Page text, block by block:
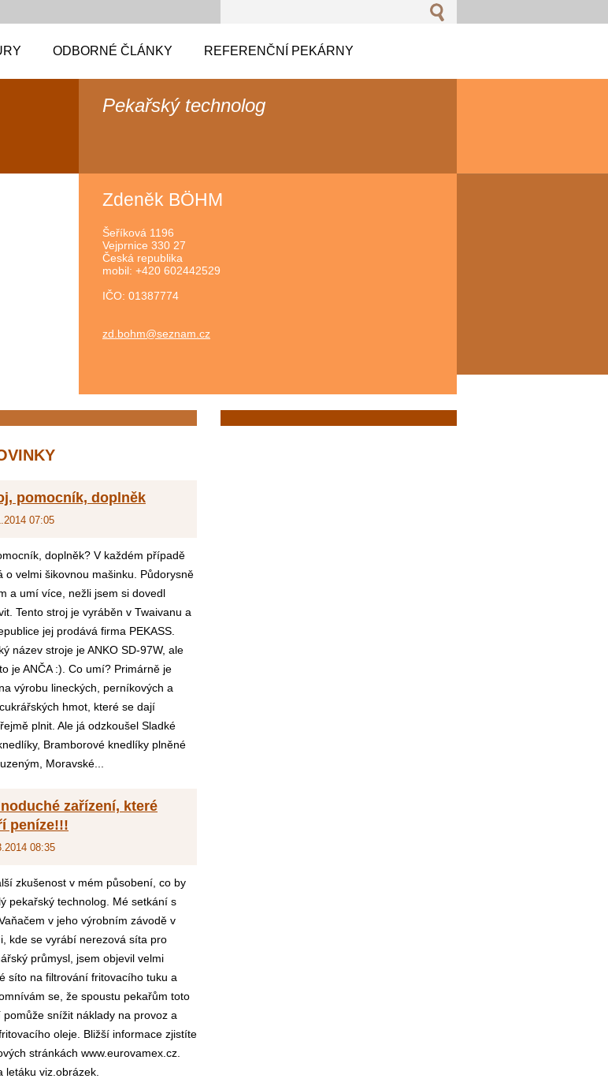
ODBORNÉ ČLÁNKY REFERENČNÍ PEKÁRNY
Pekařský technolog
Zdeněk BÖHM
Šeříková 1196
Vejprnice 330 27
Česká republika
mobil: +420 602442529
IČO: 01387774
zd.bohm@seznam.cz
pomocník, doplněk
07:05
doplněk? V každém případě
o velmi šikovnou mašinku. Půdorysně
a umí více, nežli jsem si dovedl
Tento stroj je vyráběn v Twaivanu a
jej prodává firma PEKASS.
název stroje je ANKO SD-97W, ale
je ANČA :). Co umí? Primárně je
výrobu lineckých, perníkových a
hmot, které se dají
plnit. Ale já odzkoušel Sladké
Bramborové knedlíky plněné
Moravské...
zařízení, které
peníze!!!
08:35
zkušenost v mém působení, co by
pekařský technolog. Mé setkání s
v jeho výrobním závodě v
kde se vyrábí nerezová síta pro
průmysl, jsem objevil velmi
síto na filtrování fritovacího tuku a
se, že spoustu pekařům toto
snížit náklady na provoz a
oleje. Bližší informace zjistíte
stránkách www.eurovamex.cz.
letáku viz.obrázek.